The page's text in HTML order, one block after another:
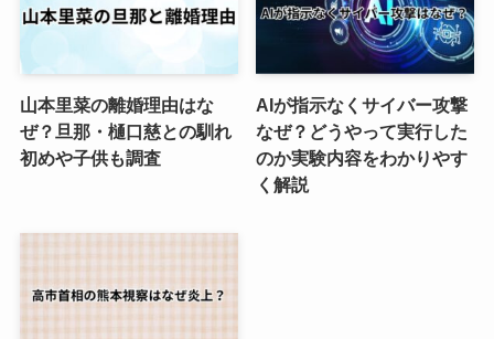
山本里菜の離婚理由はな
ぜ？旦那・樋口慈との馴れ
初めや子供も調査
AIが指示なくサイバー攻撃
なぜ？どうやって実行した
のか実験内容をわかりやす
く解説